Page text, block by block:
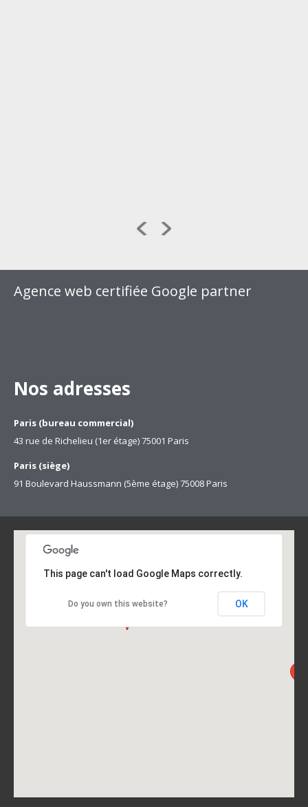
Agence web certifiée Google partner
Nos adresses
Paris (bureau commercial)
43 rue de Richelieu (1er étage) 75001 Paris
Paris (siège)
91 Boulevard Haussmann (5ème étage) 75008 Paris
This page can't load Google Maps correctly.
Do you own this website? OK